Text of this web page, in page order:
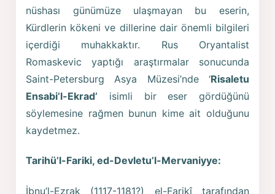
nüshası günümüze ulaşmayan bu eserin,
Kürdlerin kökeni ve dillerine dair önemli bilgileri
içerdiği muhakkaktır. Rus Oryantalist
Romaskevic yaptığı araştırmalar sonucunda
Saint-Petersburg Asya Müzesi’nde ‘Risaletu
Ensabi’l-Ekrad’ isimli bir eser gördüğünü
söylemesine rağmen bunun kime ait olduğunu
kaydetmez.
Tarihü’l-Fariki, ed-Devletu’l-Mervaniyye:
İbnu’l-Ezrak (1117-1181?) el-Farikî tarafından